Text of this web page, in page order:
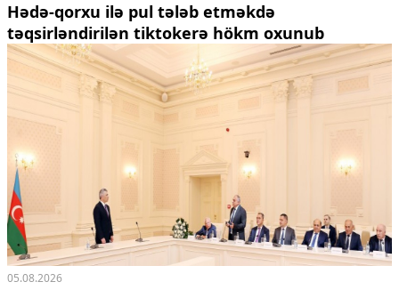
Hədə-qorxu ilə pul tələb etməkdə
təqsirləndirilən tiktokerə hökm oxunub
05.08.2026